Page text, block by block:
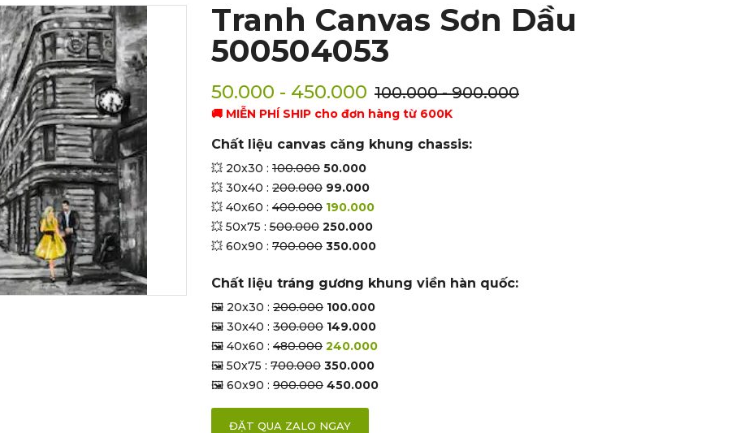
Tranh Canvas Sơn Dầu
500504053
50.000 - 450.000 100.000 - 900.000
🚚 MIỄN PHÍ SHIP cho đơn hàng từ 600K
Chất liệu canvas căng khung chassis:
💥 20x30 : 100.000 50.000
💥 30x40 : 200.000 99.000
💥 40x60 : 400.000 190.000
💥 50x75 : 500.000 250.000
💥 60x90 : 700.000 350.000
Chất liệu tráng gương khung viền hàn quốc:
🖼 20x30 : 200.000 100.000
🖼 30x40 : 300.000 149.000
🖼 40x60 : 480.000 240.000
🖼 50x75 : 700.000 350.000
🖼 60x90 : 900.000 450.000
ĐẶT QUA ZALO NGAY